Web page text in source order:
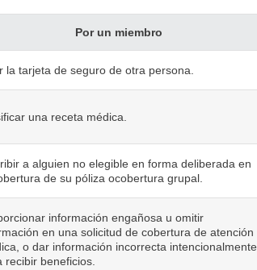
Por un miembro
la tarjeta de seguro de otra persona.
una receta médica.
a alguien no elegible en forma deliberada en
de su póliza ocobertura grupal.
información engañosa u omitir
en una solicitud de cobertura de atención
o dar información incorrecta intencionalmente
recibir beneficios.